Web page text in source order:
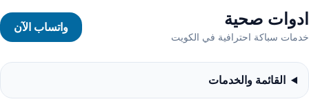
ادوات صحية
خدمات سباكة احترافية في الكويت
واتساب الآن
القائمة والخدمات